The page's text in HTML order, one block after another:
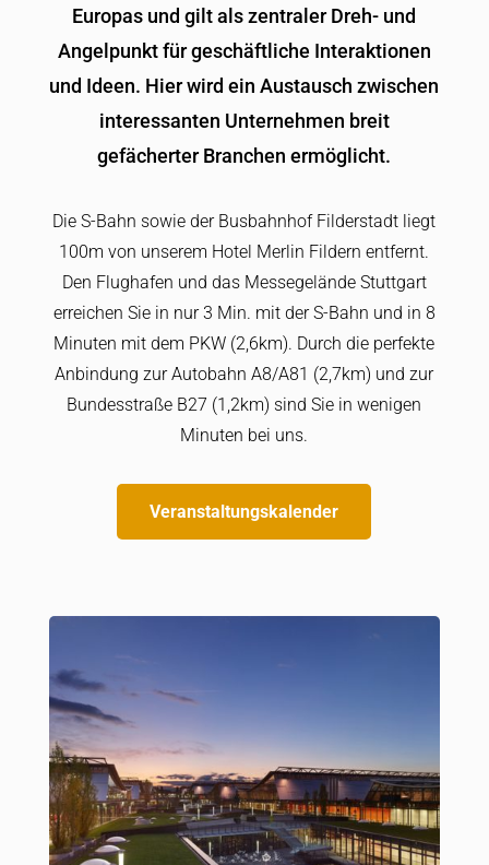
Europas und gilt als zentraler Dreh- und
Angelpunkt für geschäftliche Interaktionen
und Ideen. Hier wird ein Austausch zwischen
interessanten Unternehmen breit
gefächerter Branchen ermöglicht.
Die S-Bahn sowie der Busbahnhof Filderstadt liegt
100m von unserem Hotel Merlin Fildern entfernt.
Den Flughafen und das Messegelände Stuttgart
erreichen Sie in nur 3 Min. mit der S-Bahn und in 8
Minuten mit dem PKW (2,6km). Durch die perfekte
Anbindung zur Autobahn A8/A81 (2,7km) und zur
Bundesstraße B27 (1,2km) sind Sie in wenigen
Minuten bei uns.
Veranstaltungskalender